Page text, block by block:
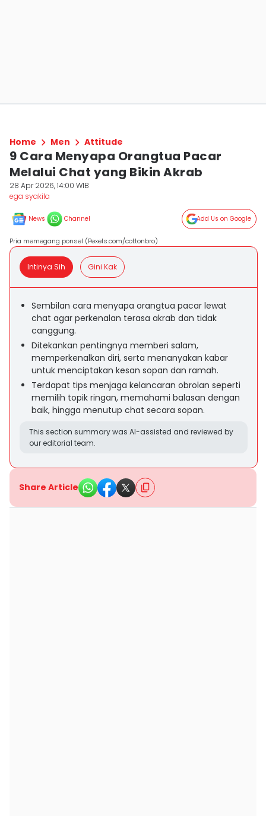
Home Men Attitude
9 Cara Menyapa Orangtua Pacar
Melalui Chat yang Bikin Akrab
28 Apr 2026, 14:00 WIB
ega syakila
News Channel Add Us on Google
Pria memegang ponsel (Pexels.com/cottonbro)
Intinya Sih Gini Kak
Sembilan cara menyapa orangtua pacar lewat
chat agar perkenalan terasa akrab dan tidak
canggung.
Ditekankan pentingnya memberi salam,
memperkenalkan diri, serta menanyakan kabar
untuk menciptakan kesan sopan dan ramah.
Terdapat tips menjaga kelancaran obrolan seperti
memilih topik ringan, memahami balasan dengan
baik, hingga menutup chat secara sopan.
This section summary was AI-assisted and reviewed by
our editorial team.
Share Article